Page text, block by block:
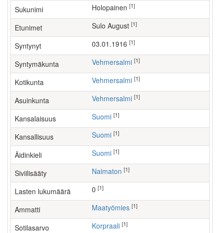
Sukunimi Holopainen [1]
Etunimet Sulo August [1]
Syntynyt 03.01.1916 [1]
Syntymäkunta Vehmersalmi [1]
Kotikunta Vehmersalmi [1]
Asuinkunta Vehmersalmi [1]
Kansalaisuus Suomi [1]
Kansallisuus Suomi [1]
Äidinkieli Suomi [1]
Siviilisääty Naimaton [1]
Lasten lukumäärä [1]
Ammatti maatyömies [1]
Sotilasarvo Korpraali [1]